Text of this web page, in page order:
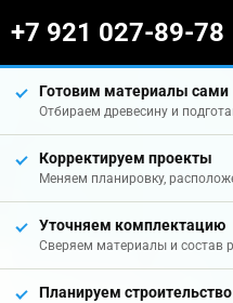
+7 921 027-89-78
Готовим материалы сами
Отбираем древесину и
Корректируем проекты
Меняем планировку,
Уточняем комплектацию
Сверяем материалы и состав
Планируем строительство